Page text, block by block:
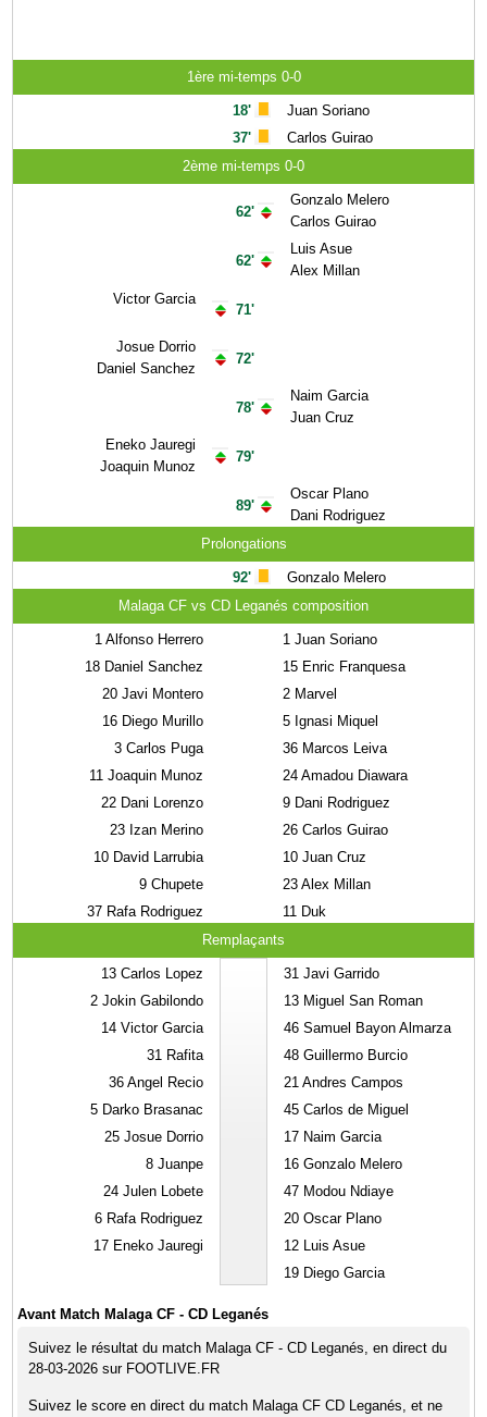
1ère mi-temps 0-0
18'
37'
Juan Soriano
Carlos Guirao
2ème mi-temps 0-0
Victor Garcia
Josue Dorrio
Daniel Sanchez
Eneko Jauregi
Joaquin Munoz
62'
62'
71'
72'
78'
79'
89'
Gonzalo Melero
Carlos Guirao
Luis Asue
Alex Millan
Naim Garcia
Juan Cruz
Oscar Plano
Dani Rodriguez
Prolongations
92'
Gonzalo Melero
Malaga CF vs CD Leganés composition
1 Alfonso Herrero
18 Daniel Sanchez
20 Javi Montero
16 Diego Murillo
3 Carlos Puga
11 Joaquin Munoz
22 Dani Lorenzo
23 Izan Merino
10 David Larrubia
9 Chupete
37 Rafa Rodriguez
1 Juan Soriano
15 Enric Franquesa
2 Marvel
5 Ignasi Miquel
36 Marcos Leiva
24 Amadou Diawara
9 Dani Rodriguez
26 Carlos Guirao
10 Juan Cruz
23 Alex Millan
11 Duk
Remplaçants
13 Carlos Lopez
2 Jokin Gabilondo
14 Victor Garcia
31 Rafita
36 Angel Recio
5 Darko Brasanac
25 Josue Dorrio
8 Juanpe
24 Julen Lobete
6 Rafa Rodriguez
17 Eneko Jauregi
31 Javi Garrido
13 Miguel San Roman
46 Samuel Bayon Almarza
48 Guillermo Burcio
21 Andres Campos
45 Carlos de Miguel
17 Naim Garcia
16 Gonzalo Melero
47 Modou Ndiaye
20 Oscar Plano
12 Luis Asue
19 Diego Garcia
Avant Match Malaga CF - CD Leganés
Suivez le résultat du match Malaga CF - CD Leganés, en direct du
28-03-2026 sur FOOTLIVE.FR
Suivez le score en direct du match Malaga CF CD Leganés, et ne